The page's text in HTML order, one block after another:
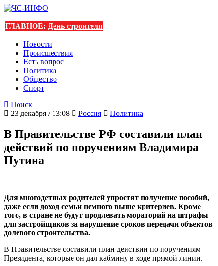
ГЛАВНОЕ: День строителя
Новости
Происшествия
Есть вопрос
Политика
Общество
Спорт
Поиск
23 декабря / 13:08
Россия Политика
В Правительстве РФ составили план
действий по поручениям Владимира
Путина
Для многодетных родителей упростят получение пособий,
даже если доход семьи немного выше критериев. Кроме
того, в стране не будут продлевать мораторий на штрафы
для застройщиков за нарушение сроков передачи объектов
долевого строительства.
В Правительстве составили план действий по поручениям
Президента, которые он дал кабмину в ходе прямой линии.